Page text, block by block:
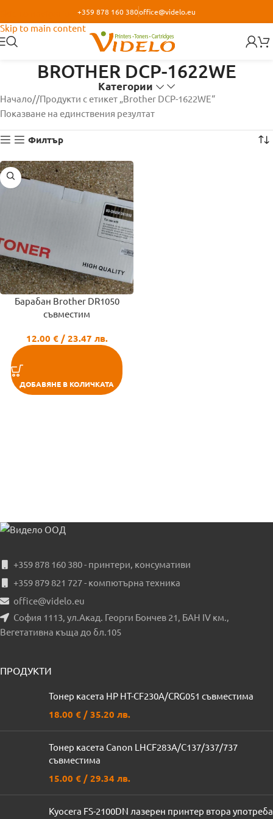
Skip to main content
+359 878 160 380office@videlo.eu
BROTHER DCP-1622WE
Категории
Начало/ Продукти с етикет „Brother DCP-1622WE“
Показване на единствения резултат
Филтър
Барабан Brother DR1050
съвместим
12.00 €/ 23.47 лв.
ДОБАВЯНЕ В КОЛИЧКАТА
+359 878 160 380 - принтери, консумативи
+359 879 821 727 - компютърна техника
office@videlo.eu
София 1113, ул.Акад. Георги Бончев 21, БАН IV км.,
Вегетативна къща до бл.105
ПРОДУКТИ
Тонер касета HP HT-CF230A/CRG051 съвместима
18.00 € / 35.20 лв.
Тонер касета Canon LHCF283A/C137/337/737
съвместима
15.00 € / 29.34 лв.
Kyocera FS-2100DN лазерен принтер втора употреба